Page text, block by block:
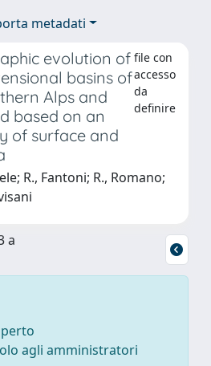
metadati
evolution of
basins of
Alps and
based on an
of surface and
file con
accesso
da
definire
R., Fantoni; R., Romano;
a
agli amministratori